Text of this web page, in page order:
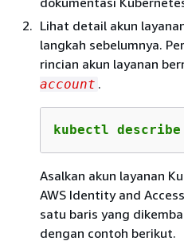
Lihat detail akun
langkah sebelumnya.
rincian akun layanan
account .
kubectl
Asalkan akun layanan
AWS Identity and
satu baris yang
dengan contoh berikut.